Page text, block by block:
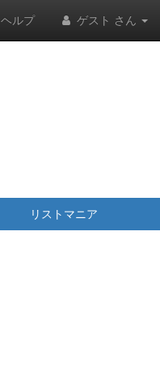
ヘルプ ゲスト さん
リストマニア